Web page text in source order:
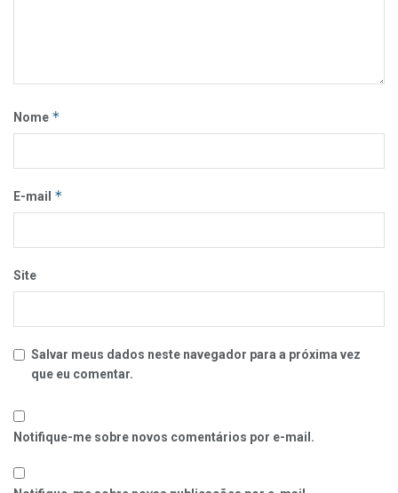
Nome *
E-mail *
Site
Salvar meus dados neste navegador para a próxima vez
que eu comentar.
Notifique-me sobre novos comentários por e-mail.